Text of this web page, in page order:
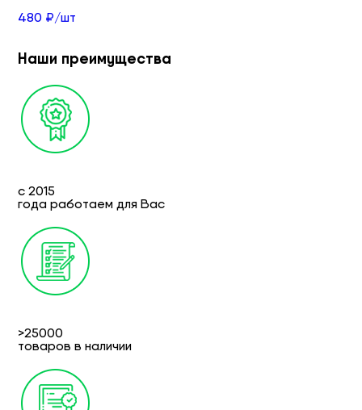
480 ₽/шт
Наши преимущества
с 2015
года работаем для Вас
>25000
товаров в наличии